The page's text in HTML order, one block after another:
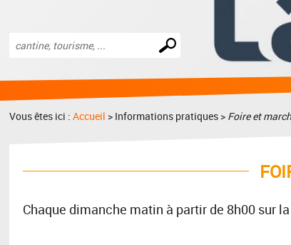
Effectuer
Vous êtes ici :Accueil > Informations pratiques > Foire et
Chaque dimanche matin à partir de 8h00 sur